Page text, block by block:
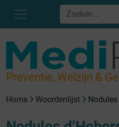
Preventie, Welzijn &
Home Woordenlijst Nodules